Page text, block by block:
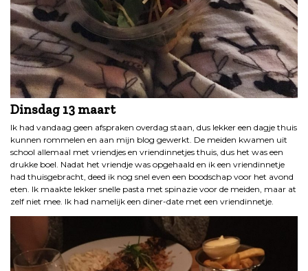
Dinsdag 13 maart
Ik had vandaag geen afspraken overdag staan, dus lekker een dagje thuis
kunnen rommelen en aan mijn blog gewerkt. De meiden kwamen uit
school allemaal met vriendjes en vriendinnetjes thuis, dus het was een
drukke boel. Nadat het vriendje was opgehaald en ik een vriendinnetje
had thuisgebracht, deed ik nog snel even een boodschap voor het avond
eten. Ik maakte lekker snelle pasta met spinazie voor de meiden, maar at
zelf niet mee. Ik had namelijk een diner-date met een vriendinnetje.